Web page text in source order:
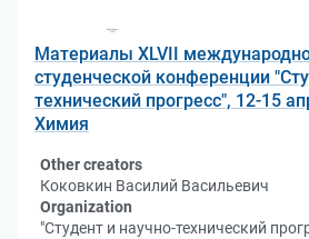
Материалы XLVII
студенческой конференции
технический прогресс", 12-15
Химия
Other creators
Коковкин Василий Васильевич
Organization
"Студент и научно-технический